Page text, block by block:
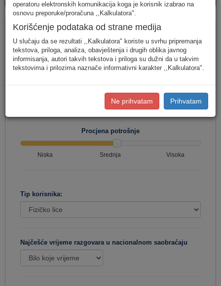
Fiksna telefonija
Jednostavan unos
(Za jednostavan unos raspodjela
korisnika u Crnoj Gori.)
(Za definisanje raspodjele saobraćaja prema
konkretnim destinacijama, koristite detaljan unos potrošnje.)
Procjena potrošnje
Niska Srednja Visoka
Tip korisnika:
Najčešće vrijeme razgovara u nacionalnom saobraćaju
operatoru elektronskih komunikacija koga je korisnik izabrao na
osnovu preporuke/proračuna ,,Kalkulatora".
Korišćenje podataka od strane medija
U slučaju da se rezultati ,,Kalkulatora" koriste u svrhu pripremanja
tekstova, priloga, analiza, obavještenja i drugih oblika javnog
informisanja, autori takvih tekstova i priloga su dužni da u takvim
tekstovima i prilozima naznače informativni karakter ,,Kalkulatora".
Ne prihvatam Prihvatam